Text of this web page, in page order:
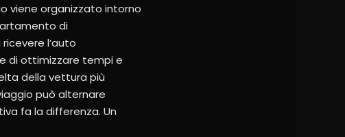
viene organizzato intorno
di
l’auto
di ottimizzare tempi e
della vettura più
può alternare
fa la differenza. Un